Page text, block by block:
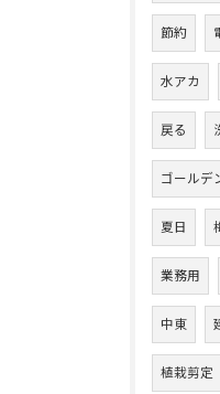
節約
水アカ
戻る
ゴールデ
夏日
業務用
中東
植栽剪定